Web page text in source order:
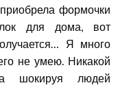
формочки
для дома, вот
Я много
не умею. Никакой
шокируя людей